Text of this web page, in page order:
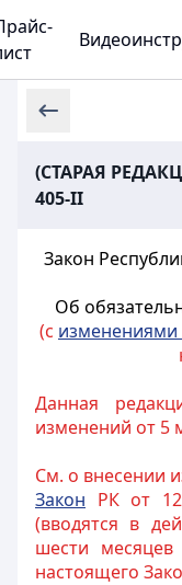
(СТАРАЯ
405-II
Закон
Об
(с
Данная
изменений от 5
См. о внесении
Закон РК от
(вводятся в
шести
настоящего